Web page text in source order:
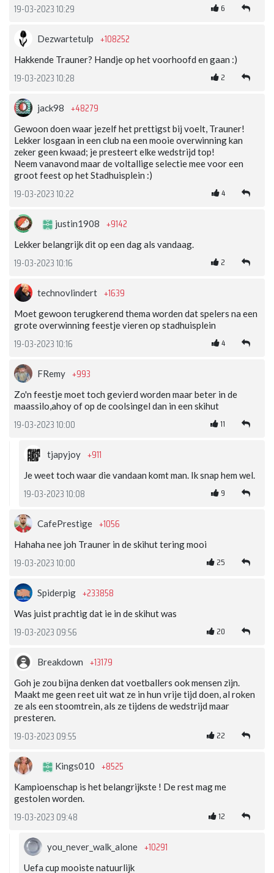
19-03-2023 10:29 6
Dezwartetulp +108252
Hakkende Trauner? Handje op het voorhoofd en gaan :)
19-03-2023 10:28 2
jack98 +48279
Gewoon doen waar jezelf het prettigst bij voelt, Trauner!
Lekker losgaan in een club na een mooie overwinning kan
zeker geen kwaad; je presteert elke wedstrijd top!
Neem vanavond maar de voltallige selectie mee voor een
groot feest op het Stadhuisplein :)
19-03-2023 10:22 4
justin1908 +9142
Lekker belangrijk dit op een dag als vandaag.
19-03-2023 10:16 2
technovlindert +1639
Moet gewoon terugkerend thema worden dat spelers na een
grote overwinning feestje vieren op stadhuisplein
19-03-2023 10:16 4
FRemy +993
Zo'n feestje moet toch gevierd worden maar beter in de
maassilo,ahoy of op de coolsingel dan in een skihut
19-03-2023 10:00 11
tjapyjoy +911
Je weet toch waar die vandaan komt man. Ik snap hem wel.
19-03-2023 10:08 9
CafePrestige +1056
Hahaha nee joh Trauner in de skihut tering mooi
19-03-2023 10:00 25
Spiderpig +233858
Was juist prachtig dat ie in de skihut was
19-03-2023 09:56 20
Breakdown +13179
Goh je zou bijna denken dat voetballers ook mensen zijn.
Maakt me geen reet uit wat ze in hun vrije tijd doen, al roken
ze als een stoomtrein, als ze tijdens de wedstrijd maar
presteren.
19-03-2023 09:55 22
Kings010 +8525
Kampioenschap is het belangrijkste ! De rest mag me
gestolen worden.
19-03-2023 09:48 12
you_never_walk_alone +10291
Uefa cup mooiste natuurlijk